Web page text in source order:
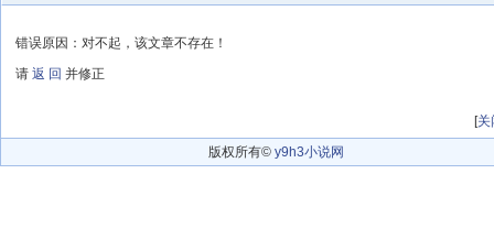
错误原因：对不起，该文章不存在！
请 返 回 并修正
[关
版权所有© y9h3小说网